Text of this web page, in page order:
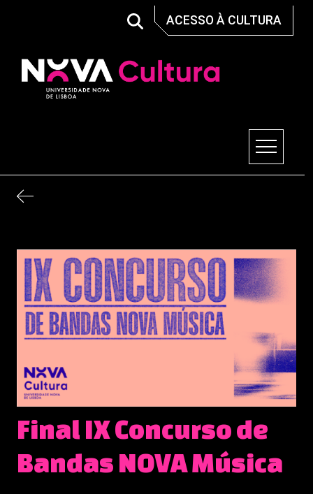
ACESSO À CULTURA
Final IX Concurso de
Bandas NOVA Música